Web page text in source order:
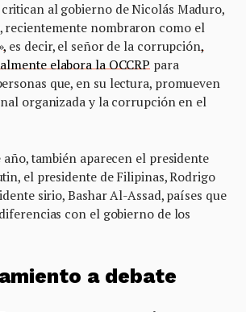
al gobierno de Nicolás Maduro,
recientemente nombraron como el
, es decir, el señor de la corrupción,
elabora la OCCRP para
que, en su lectura, promueven
organizada y la corrupción en el
año, también aparecen el presidente
el presidente de Filipinas, Rodrigo
sirio, Bashar Al-Assad, países que
con el gobierno de los
a debate